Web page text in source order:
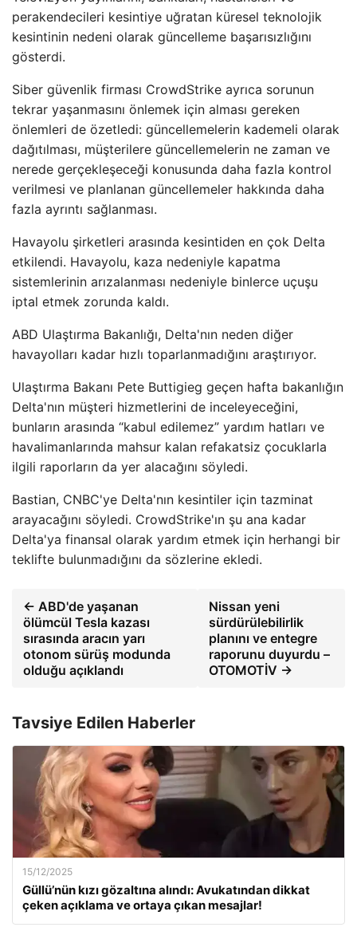
perakendecileri kesintiye uğratan küresel teknolojik
kesintinin nedeni olarak güncelleme başarısızlığını
gösterdi.
Siber güvenlik firması CrowdStrike ayrıca sorunun
tekrar yaşanmasını önlemek için alması gereken
önlemleri de özetledi: güncellemelerin kademeli olarak
dağıtılması, müşterilere güncellemelerin ne zaman ve
nerede gerçekleşeceği konusunda daha fazla kontrol
verilmesi ve planlanan güncellemeler hakkında daha
fazla ayrıntı sağlanması.
Havayolu şirketleri arasında kesintiden en çok Delta
etkilendi. Havayolu, kaza nedeniyle kapatma
sistemlerinin arızalanması nedeniyle binlerce uçuşu
iptal etmek zorunda kaldı.
ABD Ulaştırma Bakanlığı, Delta'nın neden diğer
havayolları kadar hızlı toparlanmadığını araştırıyor.
Ulaştırma Bakanı Pete Buttigieg geçen hafta bakanlığın
Delta'nın müşteri hizmetlerini de inceleyeceğini,
bunların arasında “kabul edilemez” yardım hatları ve
havalimanlarında mahsur kalan refakatsiz çocuklarla
ilgili raporların da yer alacağını söyledi.
Bastian, CNBC'ye Delta'nın kesintiler için tazminat
arayacağını söyledi. CrowdStrike'ın şu ana kadar
Delta'ya finansal olarak yardım etmek için herhangi bir
teklifte bulunmadığını da sözlerine ekledi.
← ABD'de yaşanan
ölümcül Tesla kazası
sırasında aracın yarı
otonom sürüş modunda
olduğu açıklandı
Nissan yeni
sürdürülebilirlik
planını ve entegre
raporunu duyurdu –
OTOMOTİV →
Tavsiye Edilen Haberler
15/12/2025
Güllü’nün kızı gözaltına alındı: Avukatından dikkat
çeken açıklama ve ortaya çıkan mesajlar!